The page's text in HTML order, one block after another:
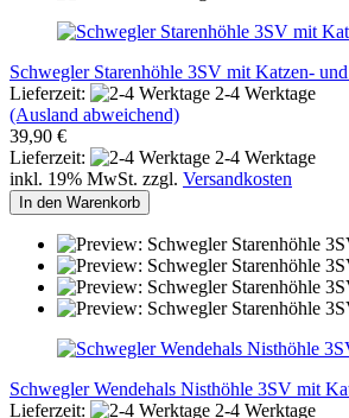
Schwegler Starenhöhle 3SV mit Katzen-
Lieferzeit:
2-4 Werktage
(Ausland abweichend)
39,90 €
Lieferzeit:
2-4 Werktage
inkl. 19% MwSt. zzgl. Versandkosten
In den Warenkorb
Schwegler Wendehals Nisthöhle 3SV mit
Lieferzeit:
2-4 Werktage